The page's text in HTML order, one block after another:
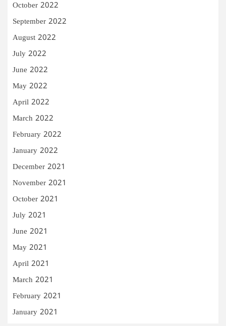
October 2022
September 2022
August 2022
July 2022
June 2022
May 2022
April 2022
March 2022
February 2022
January 2022
December 2021
November 2021
October 2021
July 2021
June 2021
May 2021
April 2021
March 2021
February 2021
January 2021